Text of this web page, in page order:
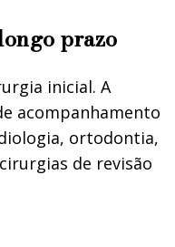
prazo
inicial. A
acompanhamento
ortodontia,
de revisão